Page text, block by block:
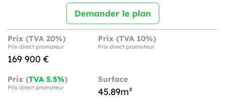
Demander le plan
Prix (TVA 20%)
Prix direct promoteur
169 900 €
Prix (TVA 10%)
Prix direct promoteur
Prix (TVA 5.5%)
Prix direct promoteur
Surface
45.89m²